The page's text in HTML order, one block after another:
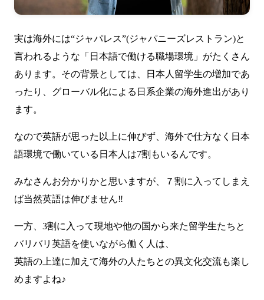
実は海外には“ジャパレス”(ジャパニーズレストラン)と
言われるような「日本語で働ける職場環境」がたくさん
あります。その背景としては、日本人留学生の増加であ
ったり、グローバル化による日系企業の海外進出があり
ます。
なので英語が思った以上に伸びず、海外で仕方なく日本
語環境で働いている日本人は7割もいるんです。
みなさんお分かりかと思いますが、７割に入ってしまえ
ば当然英語は伸びません‼️
一方、3割に入って現地や他の国から来た留学生たちと
バリバリ英語を使いながら働く人は、
英語の上達に加えて海外の人たちとの異文化交流も楽し
めますよね♪